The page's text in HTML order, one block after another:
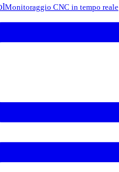
Monitoraggio CNC in tempo reale